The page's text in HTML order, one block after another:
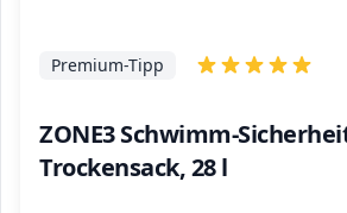
ZONE3 Schwimm-
Trockensack, 28 l
Premium-Tipp